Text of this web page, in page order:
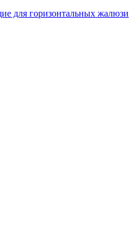
для горизонтальных жалюзи